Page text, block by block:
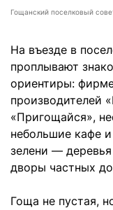
Гощанский поселковый
На въезде в
проплывают
ориентиры:
производителей
«Пригощайся»,
небольшие кафе
зелени —
дворы частных
Гоща не пустая,